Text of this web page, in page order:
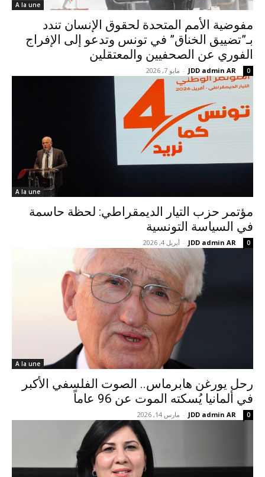
A la une
مفوضية الأمم المتحدة لحقوق الإنسان تندد
بـ”تضييق الخناق” في تونس وتدعو إلى الإفراج
الفوري عن الصحفيين والمعتقلين
JDD admin AR
- مايو 7, 2026 0
A la une
مؤتمر حزب التيار الديمقراطي: لحظة حاسمة
في السياسة التونسية
JDD admin AR
- أبريل 4, 2026 0
A la une
رحل يورغن هابرماس.. الصوت الفلسفي الأكبر
في ألمانيا يُسكته الموت عن 96 عاماً
JDD admin AR
- مارس 14, 2026 0